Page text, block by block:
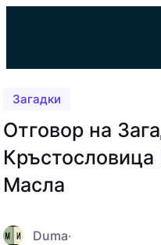
Загадки
Отговор на
Масла
Duma·